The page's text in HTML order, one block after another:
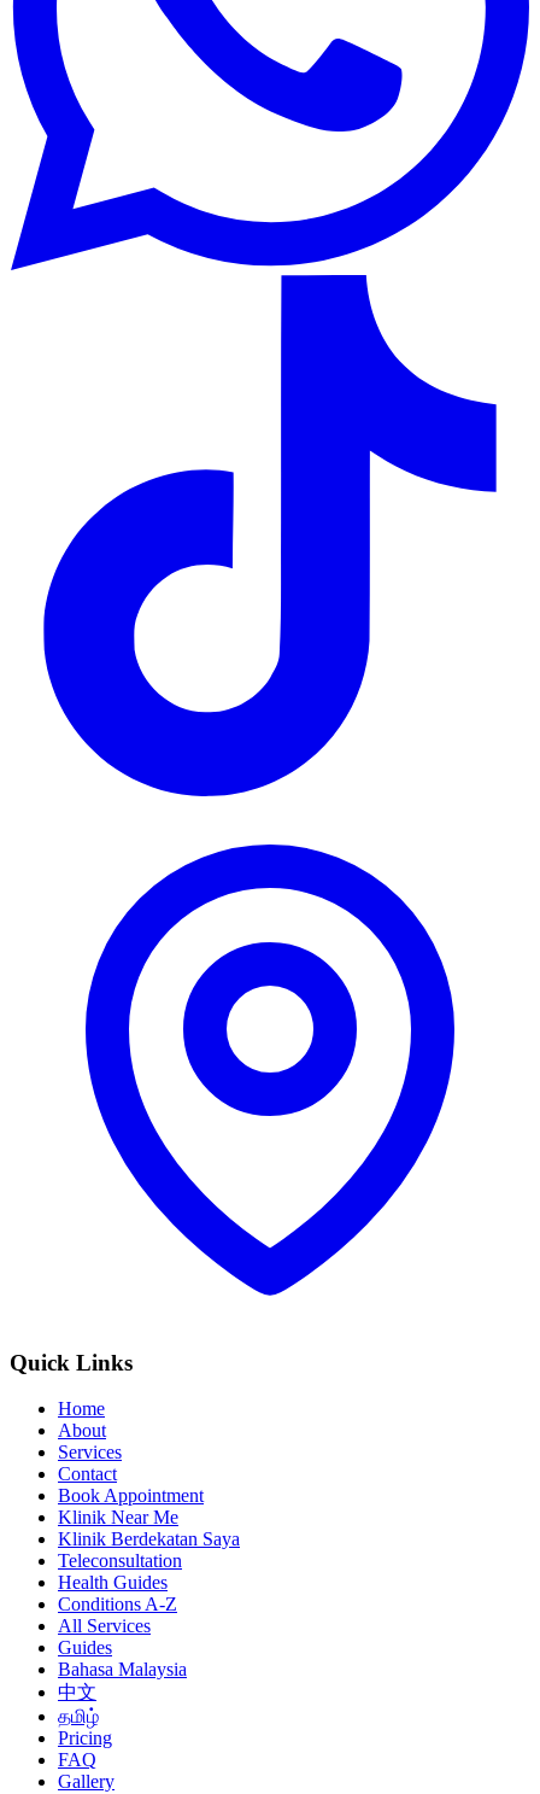
Quick Links
Home
About
Services
Contact
Book Appointment
Klinik Near Me
Klinik Berdekatan Saya
Teleconsultation
Health Guides
Conditions A-Z
All Services
Guides
Bahasa Malaysia
中文
தமிழ்
Pricing
FAQ
Gallery